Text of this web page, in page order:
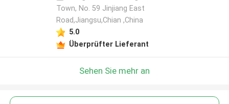
Town, No. 59 Jinjiang East
Road,Jiangsu,Chian ,China
5.0
Überprüfter Lieferant
Sehen Sie mehr an